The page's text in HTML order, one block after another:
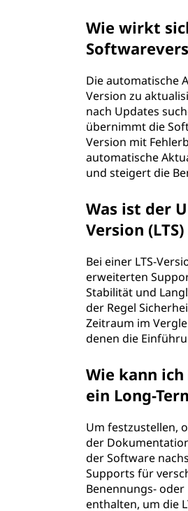
Wie wirkt
Die automatische
Version zu
nach Updates
übernimmt die
Version mit
automatische
und steigert die
Was ist der
Version
Bei einer LTS-
erweiterten
Stabilität und
der Regel
Zeitraum im
denen die
Wie kann
ein Long-
Um festzustellen,
der
der Software
Supports für
Benennungs-
enthalten, um die